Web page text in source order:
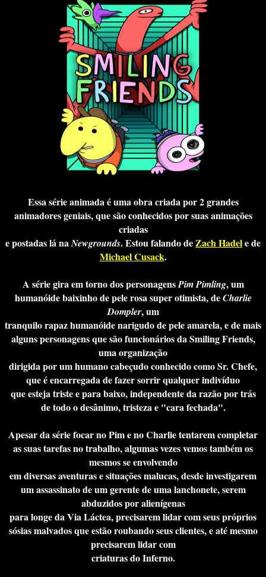
Essa série animada é uma obra criada por 2 grandes
animadores geniais, que são conhecidos por suas animações
criadas
e postadas lá naNewgrounds. Estou falando deZach Hadele de
Michael Cusack.
A série gira em torno dos personagensPim Pimling, um
humanóide baixinho de pele rosa super otimista, deCharlie
Dompler, um
tranquilo rapaz humanóide narigudo de pele amarela, e de mais
alguns personagens que são funcionários da Smiling Friends,
uma organização
dirigida por um humano cabeçudo conhecido como Sr. Chefe,
que é encarregada de fazer sorrir qualquer indivíduo
que esteja triste e para baixo, independente da razão por trás
de todo o desânimo, tristeza e "cara fechada".
Apesar da série focar no Pim e no Charlie tentarem completar
as suas tarefas no trabalho, algumas vezes vemos também os
mesmos se envolvendo
em diversas aventuras e situações malucas, desde investigarem
um assassinato de um gerente de uma lanchonete, serem
abduzidos por alienígenas
para longe da Via Láctea, precisarem lidar com seus próprios
sósias malvados que estão roubando seus clientes, e até mesmo
precisarem lidar com
criaturas do Inferno.